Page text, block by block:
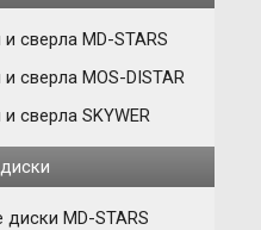
сверла MD-STARS
сверла MOS-DISTAR
сверла SKYWER
MD-STARS